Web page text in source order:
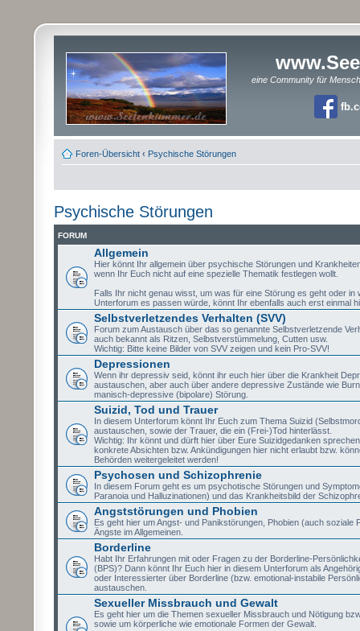
eine Community für
Foren-Übersicht ‹ Psychische Störungen
Psychische Störungen
FORUM
Allgemein
Hier könnt Ihr allgemein über psychische Störungen und
wenn Ihr Euch nicht auf eine spezielle Thematik festlegen wollt.
Falls Ihr nicht genau wisst, um was für eine Störung es geht oder in
Unterforum es passen würde, könnt Ihr ebenfalls auch erst einmal
Selbstverletzendes Verhalten (SVV)
Forum zum Austausch über das so genannte Selbstverletzende
auch bekannt als Ritzen, Selbstverstümmelung, Cutten usw.
Wichtig: Bitte keine Bilder von SVV zeigen und kein Pro-SVV!
Depressionen
Wenn ihr depressiv seid, könnt ihr euch hier über die Krankheit
austauschen, aber auch über andere depressive Zustände wie
manisch-depressive (bipolare) Störung.
Suizid, Tod und Trauer
In diesem Unterforum könnt Ihr Euch zum Thema Suizid
austauschen, sowie der Trauer, die ein (Frei-)Tod hinterlässt.
Wichtig: Ihr könnt und dürft hier über Eure Suizidgedanken
konkrete Absichten bzw. Ankündigungen hier nicht erlaubt bzw.
Behörden weitergeleitet werden!
Psychosen und Schizophrenie
In diesem Forum geht es um psychotische Störungen und
Paranoia und Halluzinationen) und das Krankheitsbild der
Angststörungen und Phobien
Es geht hier um Angst- und Panikstörungen, Phobien (auch soziale
Ängste im Allgemeinen.
Borderline
Habt Ihr Erfahrungen mit oder Fragen zu der Borderline-
(BPS)? Dann könnt Ihr Euch hier in diesem Unterforum als
oder Interessierter über Borderline (bzw. emotional-instabile
austauschen.
Sexueller Missbrauch und Gewalt
Es geht hier um die Themen sexueller Missbrauch und Nötigung
sowie um körperliche wie emotionale Formen der Gewalt.